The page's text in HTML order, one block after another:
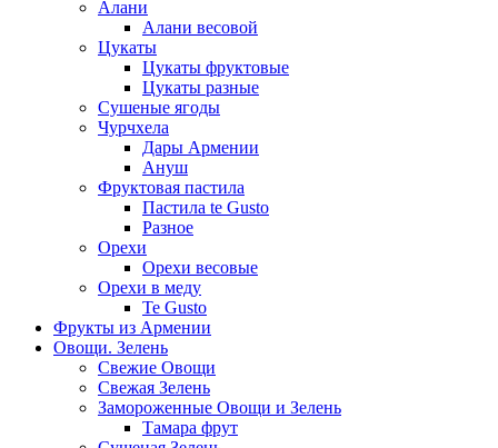
Алани
Алани весовой
Цукаты
Цукаты фруктовые
Цукаты разные
Сушеные ягоды
Чурчхела
Дары Армении
Ануш
Фруктовая пастила
Пастила te Gusto
Разное
Орехи
Орехи весовые
Орехи в меду
Te Gusto
Фрукты из Армении
Овощи. Зелень
Свежие Овощи
Свежая Зелень
Замороженные Овощи и Зелень
Тамара фрут